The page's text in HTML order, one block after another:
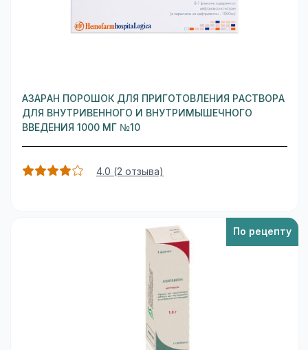
АЗАРАН ПОРОШОК ДЛЯ ПРИГОТОВЛЕНИЯ РАСТВОРА
ДЛЯ ВНУТРИВЕННОГО И ВНУТРИМЫШЕЧНОГО
ВВЕДЕНИЯ 1000 МГ №10
4.0 (2 отзыва)
По рецепту